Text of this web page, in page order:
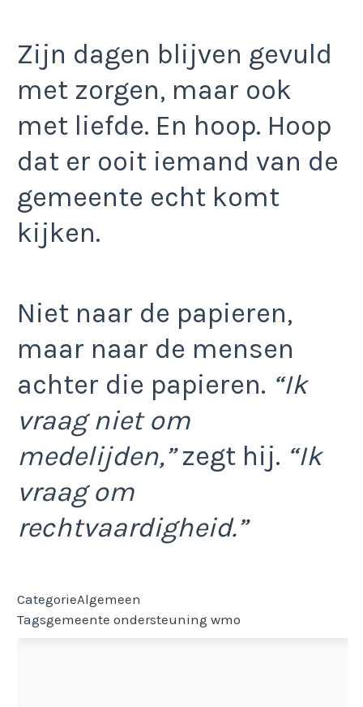
Zijn dagen blijven gevuld
met zorgen, maar ook
met liefde. En hoop. Hoop
dat er ooit iemand van de
gemeente echt komt
kijken.
Niet naar de papieren,
maar naar de mensen
achter die papieren. “Ik
vraag niet om
medelijden,”zegt hij. “Ik
vraag om
rechtvaardigheid.”
CategorieAlgemeen
Tagsgemeente ondersteuning wmo